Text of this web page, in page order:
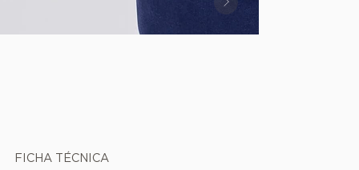
FICHA TÉCNICA